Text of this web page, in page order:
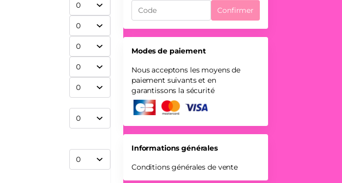
Confirmer
Modes de paiement
Nous acceptons les moyens de
paiement suivants et en
garantissons la sécurité
Informations générales
Conditions générales de vente